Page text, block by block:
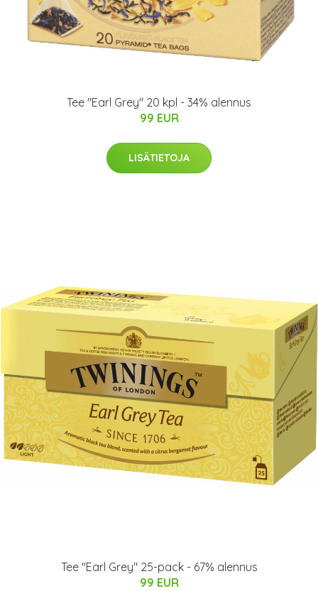
Tee "Earl Grey" 20 kpl - 34% alennus
99 EUR
LISÄTIETOJA
Tee "Earl Grey" 25-pack - 67% alennus
99 EUR